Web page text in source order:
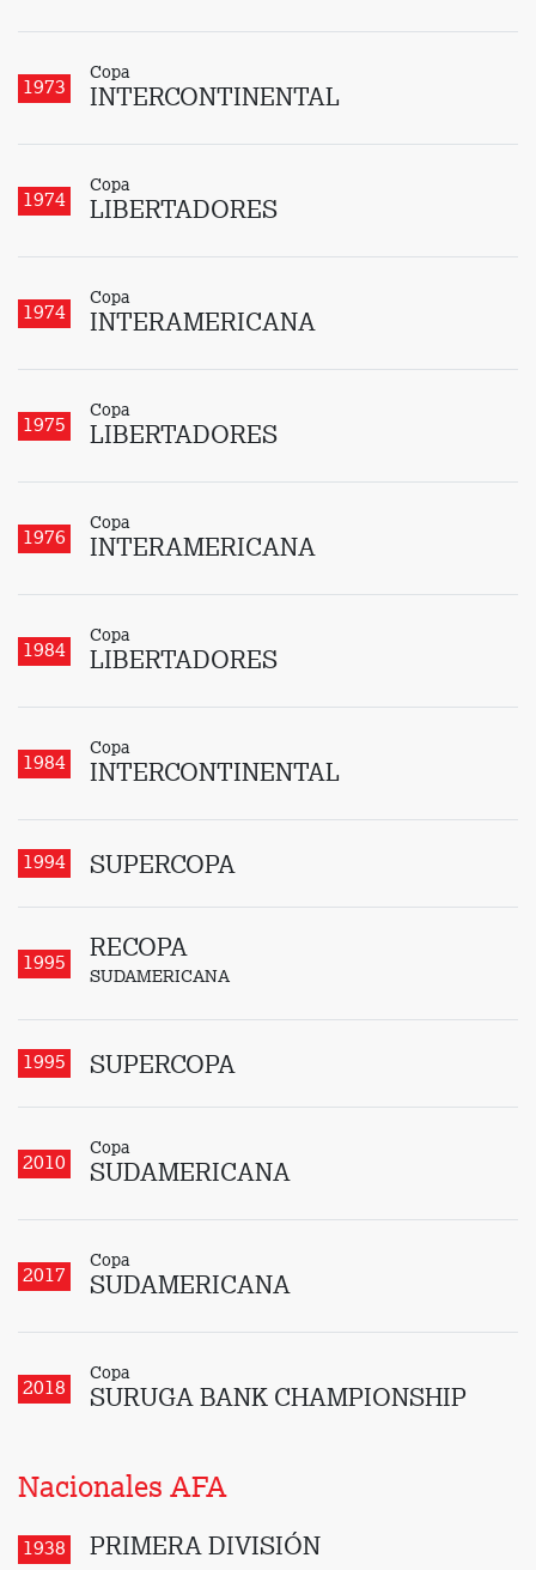
1973
Copa
INTERCONTINENTAL
1974
Copa
LIBERTADORES
1974
Copa
INTERAMERICANA
1975
Copa
LIBERTADORES
1976
Copa
INTERAMERICANA
1984
Copa
LIBERTADORES
1984
Copa
INTERCONTINENTAL
1994 SUPERCOPA
1995
RECOPA
SUDAMERICANA
1995 SUPERCOPA
2010
Copa
SUDAMERICANA
2017
Copa
SUDAMERICANA
2018
Copa
SURUGA BANK CHAMPIONSHIP
Nacionales AFA
1938 PRIMERA DIVISIÓN